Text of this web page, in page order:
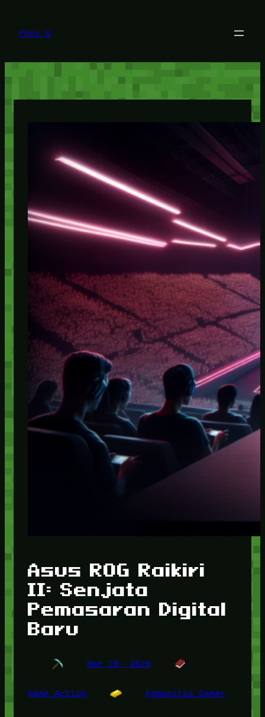
konten
Foox U
Asus ROG Raikiri
II: Senjata
Pemasaran Digital
Baru
Mar 28, 2026
Game Action Komunitas Gamer